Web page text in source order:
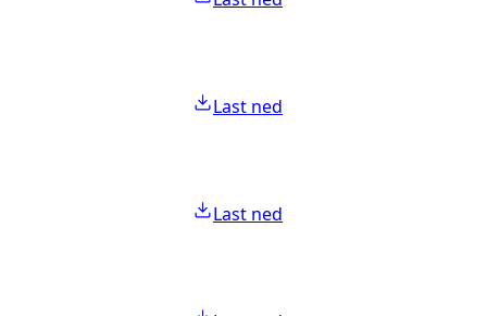
Last ned
Last ned